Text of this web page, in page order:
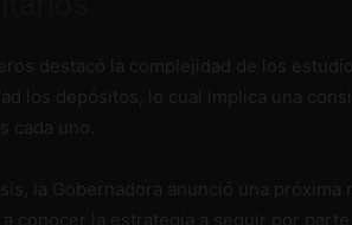
destacó la complejidad de los
los depósitos, lo cual implica una
cada uno.
la Gobernadora anunció una
a conocer la estrategia a seguir por